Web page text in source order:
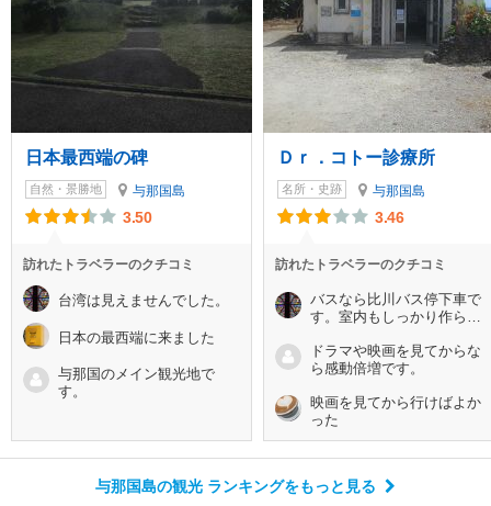
日本最西端の碑
自然・景勝地 与那国島
3.50
訪れたトラベラーのクチコミ
台湾は見えませんでした。
日本の最西端に来ました
与那国のメイン観光地で
す。
Ｄｒ．コトー診療所
名所・史跡 与那国島
3.46
訪れたトラベラーのクチコミ
バスなら比川バス停下車で
す。室内もしっかり作られ
ドラマや映画を見てからな
ら感動倍増です。
映画を見てから行けばよか
った
与那国島の観光 ランキングをもっと見る